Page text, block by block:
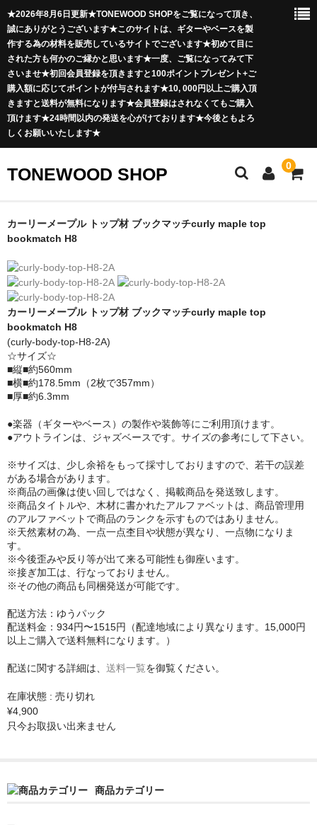
★2026年8月6日更新★TONEWOOD SHOPをご覧になって頂き、
誠にありがとうございます★このサイトは、ギターやベースを製
作する為の材料を販売しているサイトでございます★初めて目に
された方も何かのご縁かと思います★一度、ご覧になってみて下
さいませ★初回会員登録を頂きますと100ポイントプレゼント+ご
購入額に応じてポイントが付与されます★10, 000円以上ご購入頂
きますと送料が無料になります★会員登録はされなくてもご購入
頂けます★24時間以内の発送を心がけております★今後ともよろ
しくお願いいたします★
TONEWOOD SHOP 0
ボディ材
突板材
Curly Maple
Quilted Maple
トップ材
Curly Maple
Quilted Maple
Spalted Maple
Maple Burl
Birds Eye Maple
Cottonwood Burl
Alder
Ash
Torrefied Roasted Thermo Wood
Carved Top Arch Top
etc…
Maple
カーリーメープル トップ材 ブックマッチcurly maple top
bookmatch H8
カーリーメープル トップ材 ブックマッチcurly maple top
bookmatch H8
(curly-body-top-H8-2A)
☆サイズ☆
■縦■約560mm
■横■約178.5mm（2枚で357mm）
■厚■約6.3mm
●楽器（ギターやベース）の製作や装飾等にご利用頂けます。
●アウトラインは、ジャズベースです。サイズの参考にして下さい。
※サイズは、少し余裕をもって採寸しておりますので、若干の誤差
がある場合があります。
※商品の画像は使い回しではなく、掲載商品を発送致します。
※商品タイトルや、木材に書かれたアルファベットは、商品管理用
のアルファベットで商品のランクを示すものではありません。
※天然素材の為、一点一点杢目や状態が異なり、一点物になりま
す。
※今後歪みや反り等が出て来る可能性も御座います。
※接ぎ加工は、行なっておりません。
※その他の商品も同梱発送が可能です。
配送方法：ゆうパック
配送料金：934円〜1515円（配達地域により異なります。15,000円
以上ご購入で送料無料になります。）
配送に関する詳細は、 送料一覧を御覧ください。
在庫状態 : 売り切れ
¥4,900
只今お取扱い出来ません
商品カテゴリー